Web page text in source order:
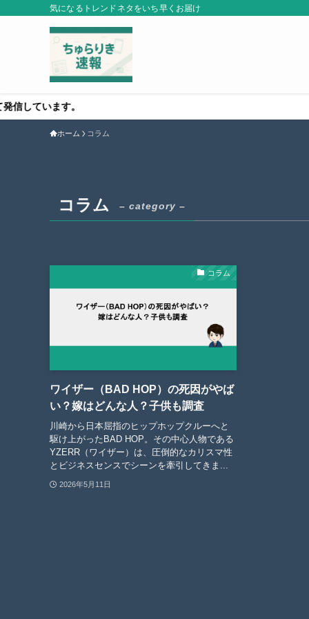
気になるトレンドネタをいち早くお届け
います。
ホーム コラム
コラム – category –
コラム
ワイザー（BAD HOP）の死因がやば
い？嫁はどんな人？子供も調査
川崎から日本屈指のヒップホップクルーへと
駆け上がったBAD HOP。その中心人物である
YZERR（ワイザー）は、圧倒的なカリスマ性
とビジネスセンスでシーンを牽引してきま...
2026年5月11日